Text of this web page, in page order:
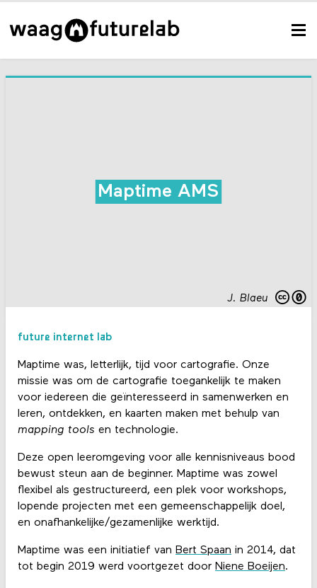
J. Blaeu
Maptime AMS
future internet lab
Maptime was, letterlijk, tijd voor cartografie. Onze
missie was om de cartografie toegankelijk te maken
voor iedereen die geïnteresseerd in samenwerken en
leren, ontdekken, en kaarten maken met behulp van
mapping tools en technologie.
Deze open leeromgeving voor alle kennisniveaus bood
bewust steun aan de beginner. Maptime was zowel
flexibel als gestructureerd, een plek voor workshops,
lopende projecten met een gemeenschappelijk doel,
en onafhankelijke/gezamenlijke werktijd.
Maptime was een initiatief van Bert Spaan in 2014, dat
tot begin 2019 werd voortgezet door Niene Boeijen.